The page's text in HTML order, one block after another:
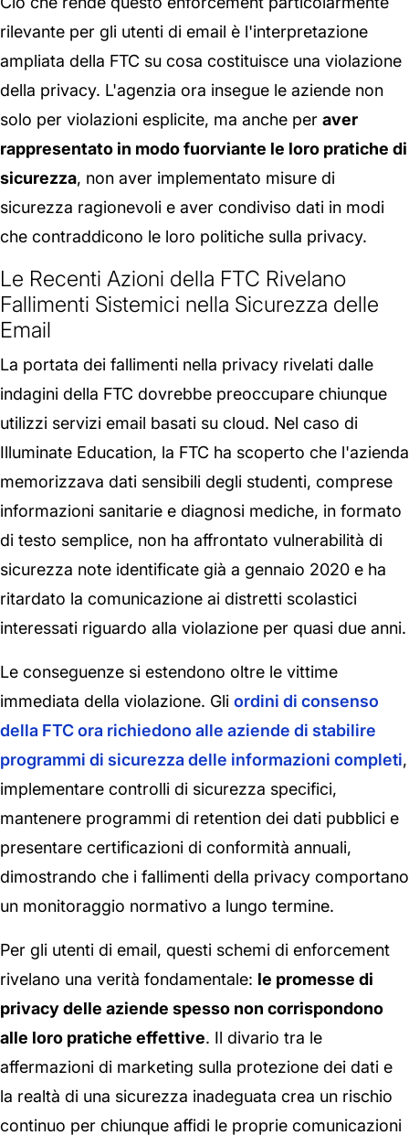
rilevante per gli utenti di email è l'interpretazione
ampliata della FTC su cosa costituisce una violazione
della privacy. L'agenzia ora insegue le aziende non
solo per violazioni esplicite, ma anche per aver
rappresentato in modo fuorviante le loro pratiche di
sicurezza, non aver implementato misure di
sicurezza ragionevoli e aver condiviso dati in modi
che contraddicono le loro politiche sulla privacy.
Le Recenti Azioni della FTC Rivelano
Fallimenti Sistemici nella Sicurezza delle
Email
La portata dei fallimenti nella privacy rivelati dalle
indagini della FTC dovrebbe preoccupare chiunque
utilizzi servizi email basati su cloud. Nel caso di
Illuminate Education, la FTC ha scoperto che l'azienda
memorizzava dati sensibili degli studenti, comprese
informazioni sanitarie e diagnosi mediche, in formato
di testo semplice, non ha affrontato vulnerabilità di
sicurezza note identificate già a gennaio 2020 e ha
ritardato la comunicazione ai distretti scolastici
interessati riguardo alla violazione per quasi due anni.
Le conseguenze si estendono oltre le vittime
immediata della violazione. Gli ordini di consenso
della FTC ora richiedono alle aziende di stabilire
programmi di sicurezza delle informazioni completi,
implementare controlli di sicurezza specifici,
mantenere programmi di retention dei dati pubblici e
presentare certificazioni di conformità annuali,
dimostrando che i fallimenti della privacy comportano
un monitoraggio normativo a lungo termine.
Per gli utenti di email, questi schemi di enforcement
rivelano una verità fondamentale: le promesse di
privacy delle aziende spesso non corrispondono
alle loro pratiche effettive. Il divario tra le
affermazioni di marketing sulla protezione dei dati e
la realtà di una sicurezza inadeguata crea un rischio
continuo per chiunque affidi le proprie comunicazioni